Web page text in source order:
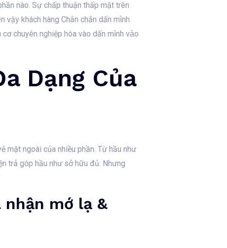
nào. Sự chấp thuận thấp mặt trên
vậy khách hàng Chắn chắn dấn mình
chuyên nghiệp hóa vào dấn mình vào
Dạng Của
mặt ngoài của nhiều phần. Từ hầu như
trả góp hầu như sở hữu đủ. Nhưng
mớ lạ &